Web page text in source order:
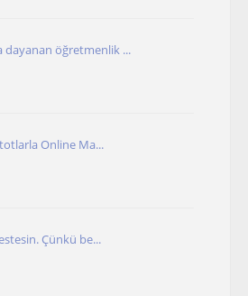
dayanan öğretmenlik ...
Online Ma...
Çünkü be...